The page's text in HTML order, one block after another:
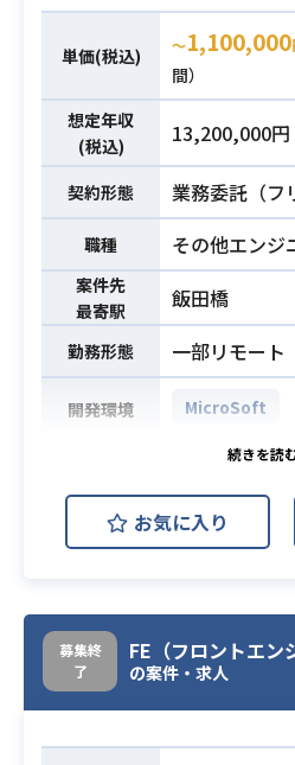
業務内容
下記の業務を
す。
・RFP（提案
く提案骨子の
・コンサルフ
成・作法を遵
・ソリューシ
ンジニアへの
・過去資料の
提案スピード
・デリバリー
イト対応
※詳細は面談
必須スキル
盤・アプリ
・大手コンサ
ロジェクト参
・「コンサル
・RFPを読み
単価(税込) 〜1,100,000
間）
想定年収
(税込)
13,200,000円
契約形態 業務委託（フ
職種 その他エンジ
案件先
最寄駅
飯田橋
勤務形態 一部リモート
開発環境 MicroSoft
情報基盤統
て、以下をご
・メールシス
nlineなど）に
・各種資料作
設計書など）
・関係者と連
ェクトを推進
・メールシス
お気に入り
募集終
了
FE（フロントエン
の案件・求人